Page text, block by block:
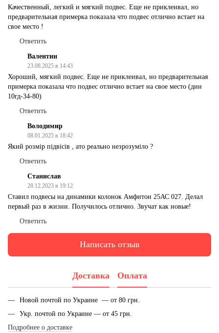
Качественный, легкий и мягкий подвес. Еще не приклеивал, но
предварительная примерка показала что подвес отлично встает на
свое место !
Ответить
Валентин
23.08.2025 в 14:43
Хороший, мягкий подвес. Еще не приклеивал, но предварительная
примерка показала что подвес отлично встает на свое место (дин
10гд-34-80)
Ответить
Володимир
08.01.2025 в 18:42
Який розмір підвісів , ато реально незрозуміло ?
Ответить
Станислав
28.12.2023 в 19:12
Ставил подвесы на динамики колонок Амфитон 25АС 027. Делал
первый раз в жизни. Получилось отлично. Звучат как новые!
Ответить
Написать отзыв
Доставка Оплата
Новой почтой по Украине — от 80 грн.
Укр. почтой по Украине — от 45 грн.
Подробнее о доставке